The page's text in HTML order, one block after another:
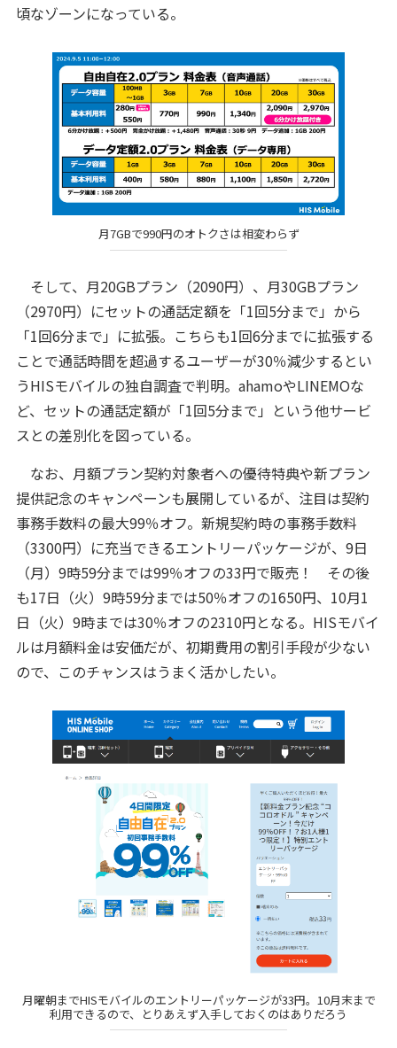
頃なゾーンになっている。
月7GBで990円のオトクさは相変わらず
そして、月20GBプラン（2090円）、月30GBプラン
（2970円）にセットの通話定額を「1回5分まで」から
「1回6分まで」に拡張。こちらも1回6分までに拡張する
ことで通話時間を超過するユーザーが30％減少するとい
うHISモバイルの独自調査で判明。ahamoやLINEMOな
ど、セットの通話定額が「1回5分まで」という他サービ
スとの差別化を図っている。
なお、月額プラン契約対象者への優待特典や新プラン
提供記念のキャンペーンも展開しているが、注目は契約
事務手数料の最大99％オフ。新規契約時の事務手数料
（3300円）に充当できるエントリーパッケージが、9日
（月）9時59分までは99％オフの33円で販売！ その後
も17日（火）9時59分までは50％オフの1650円、10月1
日（火）9時までは30％オフの2310円となる。HISモバイ
ルは月額料金は安価だが、初期費用の割引手段が少ない
ので、このチャンスはうまく活かしたい。
月曜朝までHISモバイルのエントリーパッケージが33円。10月末まで
利用できるので、とりあえず入手しておくのはありだろう